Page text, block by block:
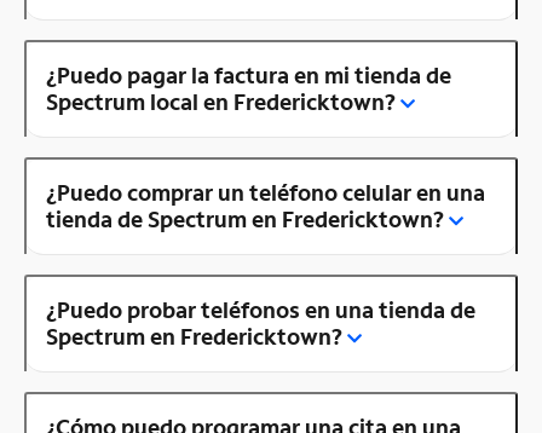
¿Puedo pagar la factura en mi tienda de
Spectrum local en Fredericktown?
¿Puedo comprar un teléfono celular en una
tienda de Spectrum en Fredericktown?
¿Puedo probar teléfonos en una tienda de
Spectrum en Fredericktown?
¿Cómo puedo programar una cita en una